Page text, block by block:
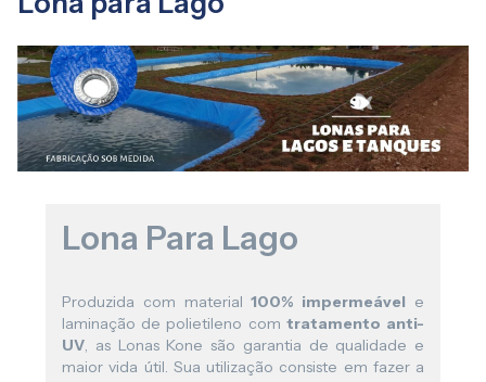
Lona Para Lago
Produzida com material100% impermeável e
laminação de polietileno com tratamento anti-
UV, as Lonas Kone são garantia de qualidade e
maior vida útil. Sua utilização consiste em fazer a